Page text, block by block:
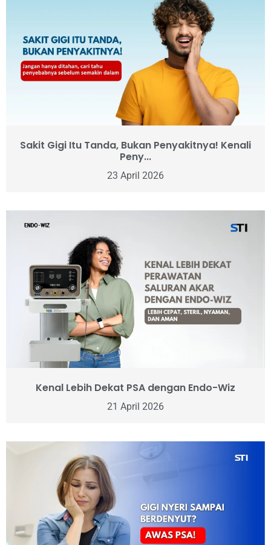
Sakit Gigi Itu Tanda, Bukan Penyakitnya! Kenali
Peny...
23 April 2026
Kenal Lebih Dekat PSA dengan Endo-Wiz
21 April 2026